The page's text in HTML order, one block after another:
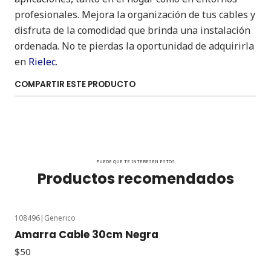
profesionales. Mejora la organización de tus cables y
disfruta de la comodidad que brinda una instalación
ordenada. No te pierdas la oportunidad de adquirirla
en Rielec.
COMPARTIR ESTE PRODUCTO
PUEDE QUE TE INTERESEN ESTOS
Productos recomendados
108496| Generico
Amarra Cable 30cm Negra
$50